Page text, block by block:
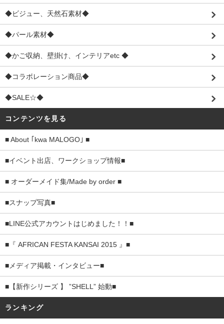
◆ビジュー、天然石素材◆
◆パール素材◆
◆かご収納、壁掛け、インテリアetc ◆
◆コラボレーション商品◆
◆SALE☆◆
コンテンツを見る
■ About ｢kwa MALOGO｣ ■
■イベント出店、ワークショップ情報■
■ オーダーメイド集/Made by order ■
■スナップ写真■
■LINE公式アカウントはじめました！！■
■『 AFRICAN FESTA KANSAI 2015 』■
■メディア掲載・インタビュー■
■【新作シリーズ 】 ”SHELL” 始動■
ランキング